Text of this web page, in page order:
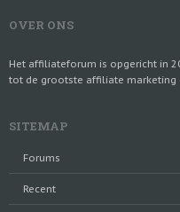
OVER ONS
Het affiliateforum is opgericht in
tot de grootste affiliate marketing
SITEMAP
Forums
Recent